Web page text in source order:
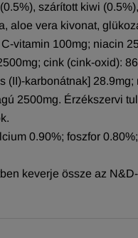
szárított kiwi
aloe vera kivonat,
vitamin 100mg; niacin
cink (cink-oxid):
karbonátnak] 28.9mg;
2500mg. Érzékszervi
0.90%; foszfor
keverje össze az